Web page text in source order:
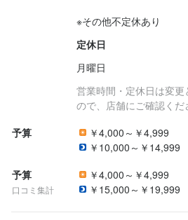
※その他不定休あり
定休日
月曜日
営業時間・定休日は変
ので、店舗にご確認くだ
予算
￥4,000～￥4,999
￥10,000～￥14,999
予算
口コミ集計
￥4,000～￥4,999
￥15,000～￥19,999